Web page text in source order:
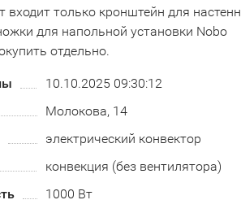
входит только кронштейн для
для напольной установки Nobo
отдельно.
10.10.2025 09:30:12
Молокова, 14
электрический конвектор
конвекция (без вентилятора)
1000 Вт